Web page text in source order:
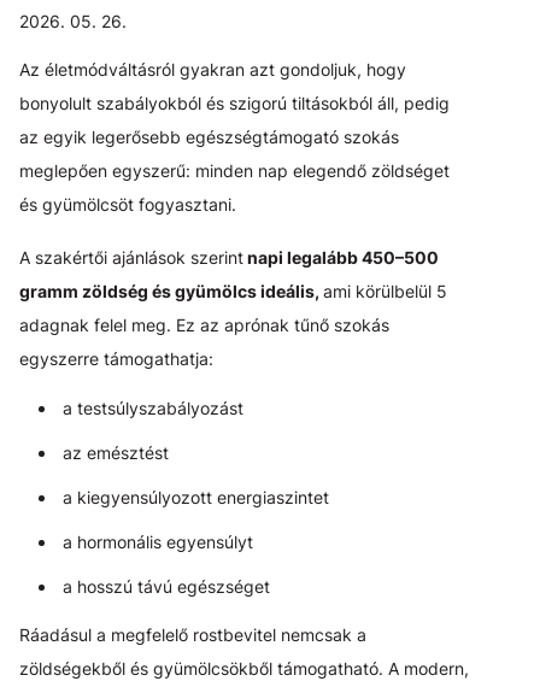
2026. 05. 26.
Az életmódváltásról gyakran azt gondoljuk, hogy
bonyolult szabályokból és szigorú tiltásokból áll, pedig
az egyik legerősebb egészségtámogató szokás
meglepően egyszerű: minden nap elegendő zöldséget
és gyümölcsöt fogyasztani.
A szakértői ajánlások szerintnapi legalább 450–500
gramm zöldség és gyümölcs ideális, ami körülbelül 5
adagnak felel meg. Ez az aprónak tűnő szokás
egyszerre támogathatja:
a testsúlyszabályozást
az emésztést
a kiegyensúlyozott energiaszintet
a hormonális egyensúlyt
a hosszú távú egészséget
Ráadásul a megfelelő rostbevitel nemcsak a
zöldségekből és gyümölcsökből támogatható. A modern,